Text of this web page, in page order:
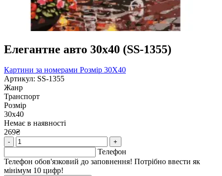
Елегантне авто 30х40 (SS-1355)
Картини за номерами Розмір 30Х40
Артикул: SS-1355
Жанр
Транспорт
Розмір
30х40
Немає в наявності
269₴
- +
Телефон
Телефон обов'язковий до заповнення! Потрібно ввести як
мінімум 10 цифр!